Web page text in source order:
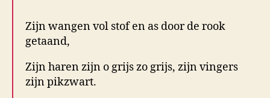
d
s
Zijn wangen vol stof en as door de rook
getaand,
Zijn haren zijn o grijs zo grijs, zijn vingers
zijn pikzwart.